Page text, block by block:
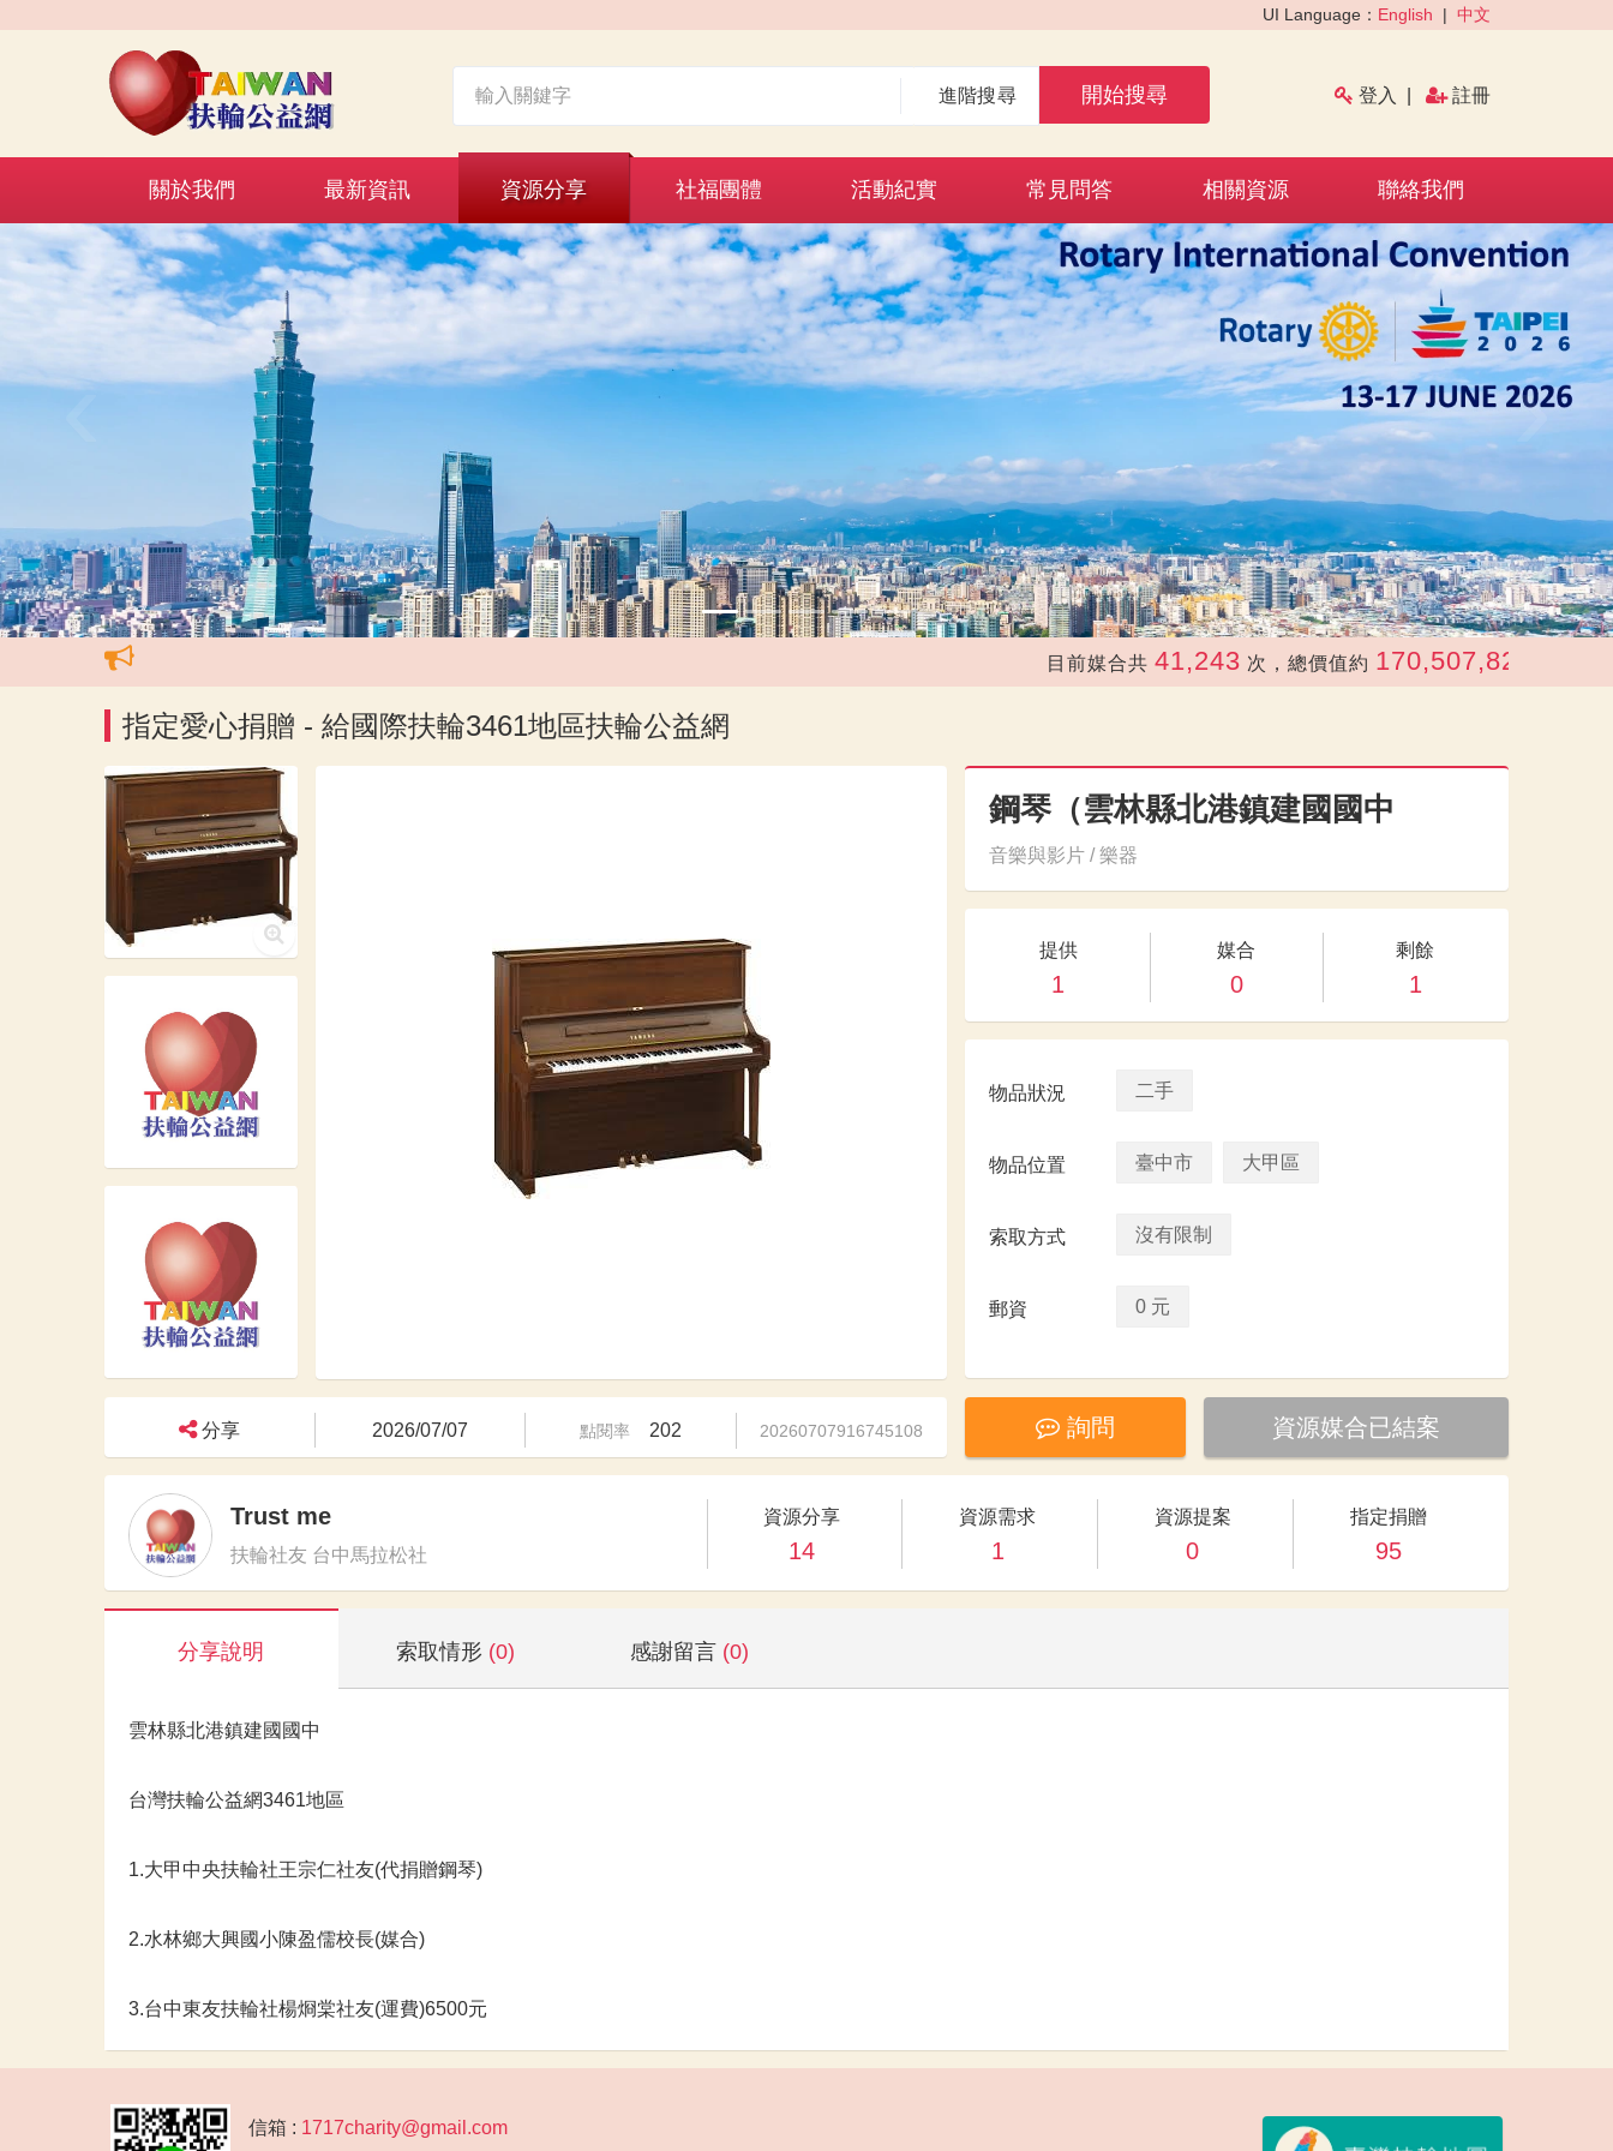
UI Language： English | 中文
進階搜尋 開始搜尋 登入 註冊
關於我們 最新資訊 資源分享 社福團體 活動紀實 常見問答 相關資源 聯絡我們
‹ ›
目前媒合共 41,243 次，總價值約 170,507,822 元
指定愛心捐贈 - 給國際扶輪3461地區扶輪公益網
鋼琴（雲林縣北港鎮建國國中
音樂與影片 / 樂器
提供
1
媒合
0
剩餘
1
物品狀況 二手
物品位置 臺中市 大甲區
索取方式 沒有限制
郵資 0 元
分享 2026/07/07 點閱率 202 20260707916745108 詢問 資源媒合已結案
Trust me
扶輪社友 台中馬拉松社
資源分享
14
資源需求
1
資源提案
0
指定捐贈
95
分享說明 索取情形 (0) 感謝留言 (0)
雲林縣北港鎮建國國中
台灣扶輪公益網3461地區
1.大甲中央扶輪社王宗仁社友(代捐贈鋼琴)
2.水林鄉大興國小陳盈儒校長(媒合)
3.台中東友扶輪社楊烱棠社友(運費)6500元
信箱 : 1717charity@gmail.com